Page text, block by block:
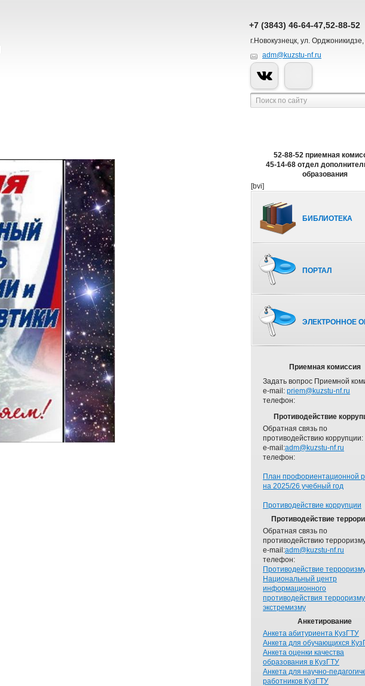
+7 (3843) 46-64-47,52-88-52
г.Новокузнецк, ул.
adm@kuzstu-nf.ru
52-88-52 приемная
45-14-68 отдел
образования
[bvi]
БИБЛИОТЕКА
ПОРТАЛ
ЭЛЕКТРОННОЕ
Приемная комиссия
Задать вопрос Приемной
e-mail: priem@kuzstu-nf.ru
телефон:
Противодействие
Обратная связь по
противодействию коррупции:
e-mail:adm@kuzstu-nf.ru
телефон:
План профориентационной
на 2025/26 учебный год
Противодействие коррупции
Противодействие
Обратная связь по
противодействию
e-mail:adm@kuzstu-nf.ru
телефон:
Противодействие
Национальный центр
информационного
противодействия
экстремизму
Анкетирование
Анкета абитуриента КузГТУ
Анкета для обучающихся
Анкета оценки качества
образования в КузГТУ
Анкета для научно-
работников КузГТУ